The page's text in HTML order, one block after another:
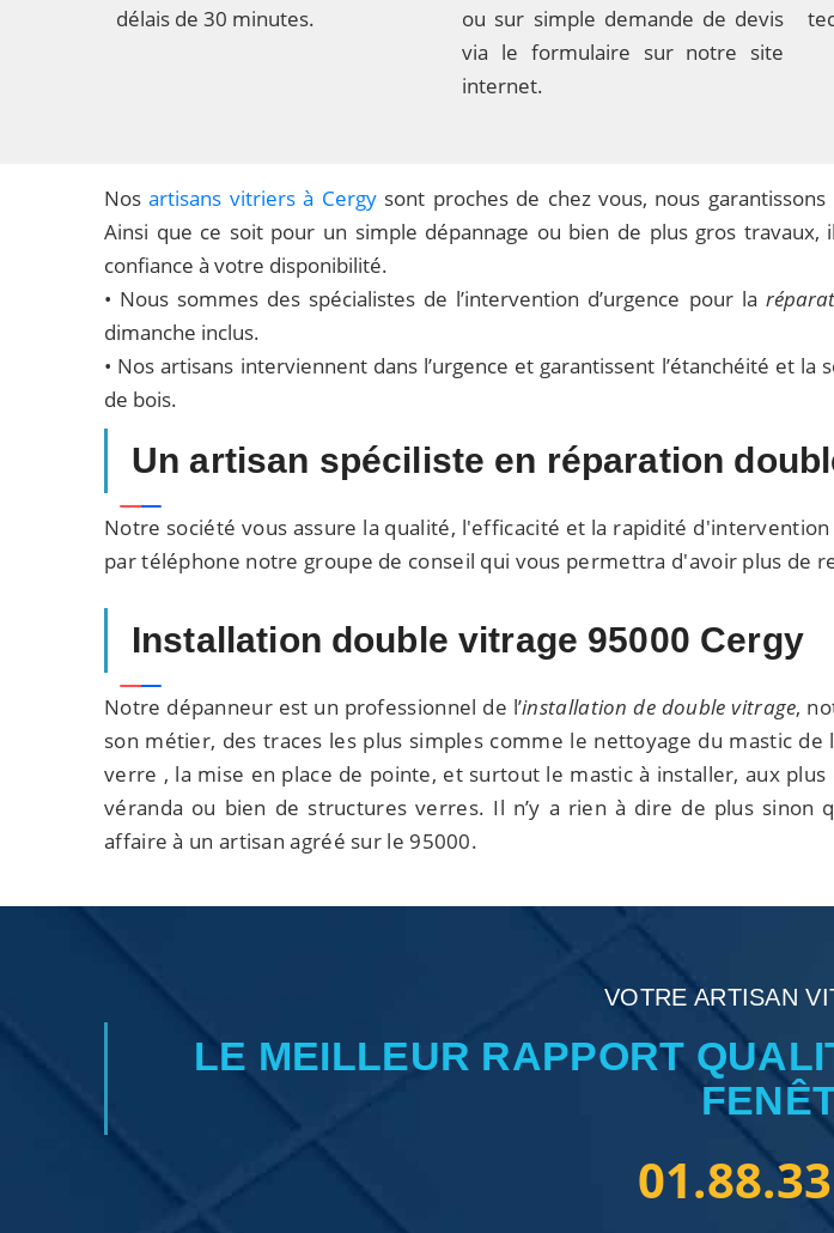
délais de 30 minutes.
ou sur simple demande de devis
via le formulaire sur notre site
internet.
Nosartisans vitriers à Cergysont proches de chez vous, nous
Ainsi que ce soit pour un simple dépannage ou bien de plus gros
confiance à votre disponibilité.
• Nous sommes des spécialistes de l’intervention d’urgence pour la
dimanche inclus.
• Nos artisans interviennent dans l’urgence et garantissent l’étanchéité et
de bois.
Un artisan spéciliste en réparation
Notre société vous assure la qualité, l'efficacité et la rapidité
par téléphone notre groupe de conseil qui vous permettra d'avoir plus de
Installation double vitrage 95000 Cergy
Notre dépanneur est un professionnel de l’installation de double vitrage,
son métier, des traces les plus simples comme le nettoyage du mastic de
verre , la mise en place de pointe, et surtout le mastic à installer, aux
véranda ou bien de structures verres. Il n’y a rien à dire de plus sinon
affaire à un artisan agréé sur le 95000.
VOTRE ARTISAN
LE MEILLEUR RAPPORT